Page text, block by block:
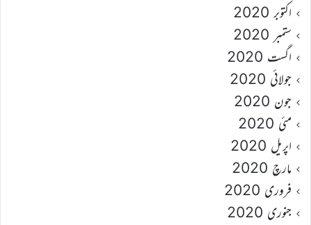
اکتوبر 2020
ستمبر 2020
اگست 2020
جولائی 2020
جون 2020
مئی 2020
اپریل 2020
مارچ 2020
فروری 2020
جنوری 2020